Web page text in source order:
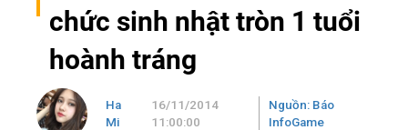
chức sinh nhật tròn 1 tuổi
hoành tráng
Ha
Mi
16/11/2014
11:00:00
Nguồn: Báo
InfoGame